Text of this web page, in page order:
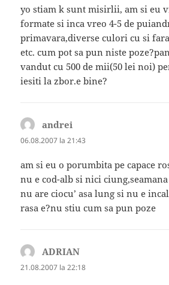
yo stiam k sunt misirlii, am si eu
formate si inca vreo 4-5 de
primavara,diverse culori cu si
etc. cum pot sa pun niste
vandut cu 500 de mii(50 lei noi)
iesiti la zbor.e bine?
andrei
06.08.2007 la 21:43
am si eu o porumbita pe capace
nu e cod-alb si nici
nu are ciocu’ asa lung si nu e
rasa e?nu stiu cum sa pun poze
ADRIAN
21.08.2007 la 22:18